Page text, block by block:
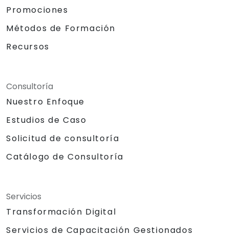
Promociones
Métodos de Formación
Recursos
Consultoría
Nuestro Enfoque
Estudios de Caso
Solicitud de consultoría
Catálogo de Consultoría
Servicios
Transformación Digital
Servicios de Capacitación Gestionados